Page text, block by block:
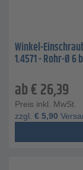
Winkel-
1.4571 - Rohr-Ø 6
ab€26,39
Preis inkl. MwSt.
zzgl. € 5,90